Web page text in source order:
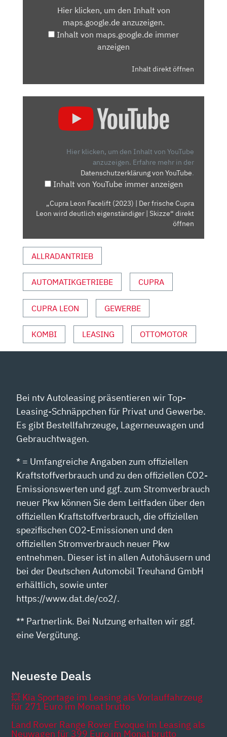
MAPS.GOOGLE.DEHier klicken, um den Inhalt von
maps.google.de anzuzeigen.
Inhalt von maps.google.de immer
anzeigen
Inhalt direkt öffnen
CUPRA
WIRD
|
SKIZZE“
VON
YOUTUBE
Hier klicken, um den Inhalt von YouTube
anzuzeigen. Erfahre mehr in der
Datenschutzerklärung von YouTube.
Inhalt von YouTube immer anzeigen
„Cupra Leon Facelift (2023) | Der frische Cupra
Leon wird deutlich eigenständiger | Skizze“ direkt
öffnen
ALLRADANTRIEB
AUTOMATIKGETRIEBE CUPRA
CUPRA LEON GEWERBE
KOMBI LEASING OTTOMOTOR
Bei ntv Autoleasing präsentieren wir Top-
Leasing-Schnäppchen für Privat und Gewerbe.
Es gibt Bestellfahrzeuge, Lagerneuwagen und
Gebrauchtwagen.
* = Umfangreiche Angaben zum offiziellen
Kraftstoffverbrauch und zu den offiziellen CO2-
Emissionswerten und ggf. zum Stromverbrauch
neuer Pkw können Sie dem Leitfaden über den
offiziellen Kraftstoffverbrauch, die offiziellen
spezifischen CO2-Emissionen und den
offiziellen Stromverbrauch neuer Pkw
entnehmen. Dieser ist in allen Autohäusern und
bei der Deutschen Automobil Treuhand GmbH
erhältlich, sowie unter
https://www.dat.de/co2/.
** Partnerlink. Bei Nutzung erhalten wir ggf.
eine Vergütung.
Neueste Deals
💥 Kia Sportage im Leasing als Vorlauffahrzeug
für 271 Euro im Monat brutto
Land Rover Range Rover Evoque im Leasing als
Neuwagen für 399 Euro im Monat brutto